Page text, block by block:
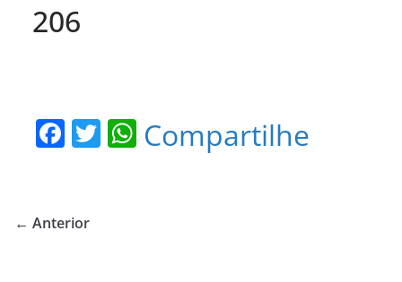
206
F
e
T W
Compartilhe
← Anterior